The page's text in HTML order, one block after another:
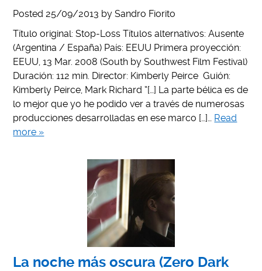
Posted 25/09/2013 bySandro Fiorito
Título original: Stop-Loss Títulos alternativos: Ausente
(Argentina / España) País: EEUU Primera proyección:
EEUU, 13 Mar. 2008 (South by Southwest Film Festival)
Duración: 112 min. Director: Kimberly Peirce Guión:
Kimberly Peirce, Mark Richard “[…] La parte bélica es de
lo mejor que yo he podido ver a través de numerosas
producciones desarrolladas en ese marco […]… Read
more »
La noche más oscura (Zero Dark